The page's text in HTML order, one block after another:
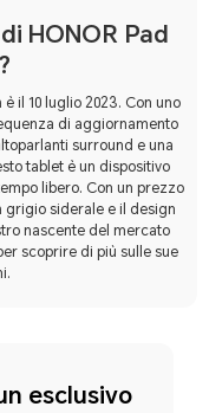
HONOR Pad
il 10 luglio 2023. Con uno
di aggiornamento
surround e una
tablet è un dispositivo
libero. Con un prezzo
grigio siderale e il design
nascente del mercato
scoprire di più sulle sue
esclusivo